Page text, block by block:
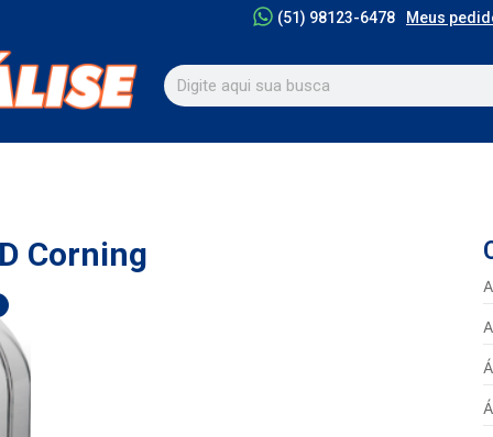
Meus
(51) 98123-6478
Corning